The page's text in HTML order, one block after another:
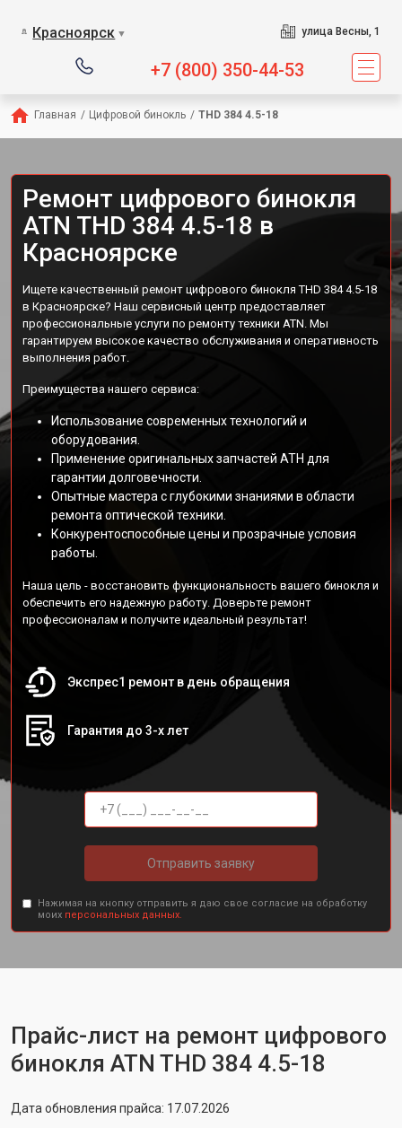
Красноярск ▼ улица Весны, 1
+7 (800) 350-44-53
Главная / Цифровой бинокль / THD 384 4.5-18
Ремонт цифрового бинокля
ATN THD 384 4.5-18 в
Красноярске
Ищете качественный ремонт цифрового бинокля THD 384 4.5-18
в Красноярске? Наш сервисный центр предоставляет
профессиональные услуги по ремонту техники ATN. Мы
гарантируем высокое качество обслуживания и оперативность
выполнения работ.
Преимущества нашего сервиса:
Использование современных технологий и
оборудования.
Применение оригинальных запчастей АТН для
гарантии долговечности.
Опытные мастера с глубокими знаниями в области
ремонта оптической техники.
Конкурентоспособные цены и прозрачные условия
работы.
Наша цель - восстановить функциональность вашего бинокля и
обеспечить его надежную работу. Доверьте ремонт
профессионалам и получите идеальный результат!
Экспрес1 ремонт в день обращения
Гарантия до 3-х лет
Отправить заявку
Нажимая на кнопку отправить я даю свое согласие на обработку
моих персональных данных.
Прайс-лист на ремонт цифрового
бинокля ATN THD 384 4.5-18
Дата обновления прайса: 17.07.2026